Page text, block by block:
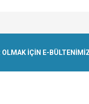
İÇİN E-